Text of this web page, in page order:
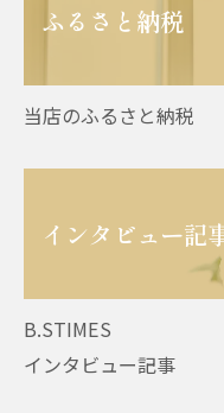
ふるさと納税
当店のふるさと納税
インタビュー記
B.STIMES
インタビュー記事